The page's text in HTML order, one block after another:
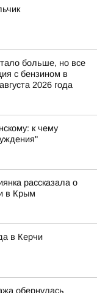
больше, но все
с бензином в
2026 года
к чему
рассказала о
в Крым
в Керчи
обернулась